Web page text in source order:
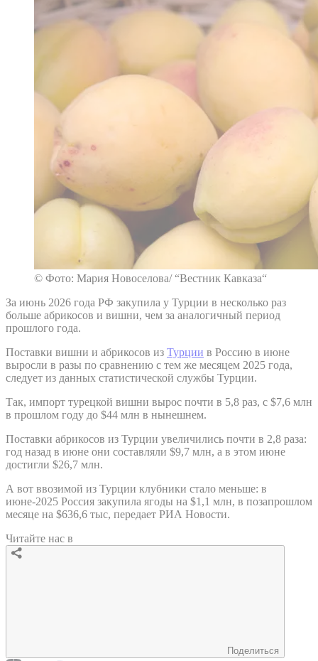
© Фото: Мария Новоселова/ “Вестник Кавказа“
За июнь 2026 года РФ закупила у Турции в несколько раз
больше абрикосов и вишни, чем за аналогичный период
прошлого года.
Поставки вишни и абрикосов из Турции в Россию в июне
выросли в разы по сравнению с тем же месяцем 2025 года,
следует из данных статистической службы Турции.
Так, импорт турецкой вишни вырос почти в 5,8 раз, с $7,6 млн
в прошлом году до $44 млн в нынешнем.
Поставки абрикосов из Турции увеличились почти в 2,8 раза:
год назад в июне они составляли $9,7 млн, а в этом июне
достигли $26,7 млн.
А вот ввозимой из Турции клубники стало меньше: в
июне-2025 Россия закупила ягоды на $1,1 млн, в позапрошлом
месяце на $636,6 тыс, передает РИА Новости.
Читайте нас в
Поделиться